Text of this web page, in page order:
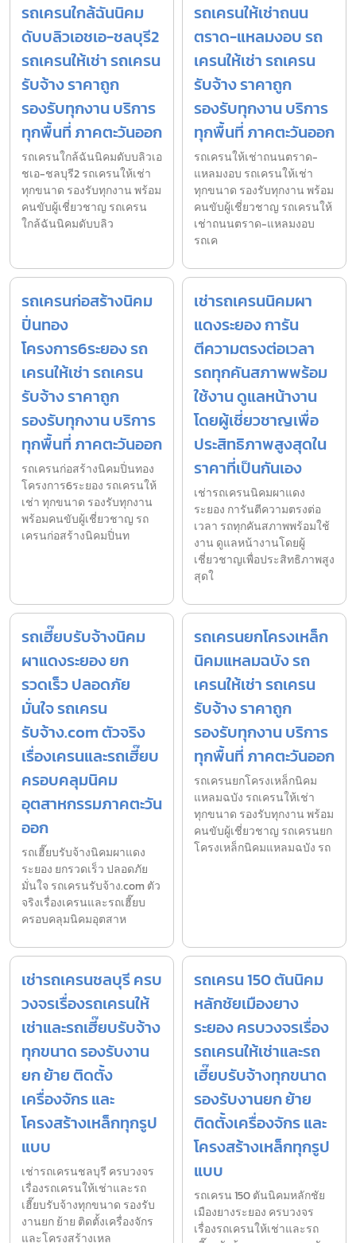
รถเครนใกล้ฉันนิคม
ดับบลิวเอชเอ-ชลบุรี2
รถเครนให้เช่า รถเครน
รับจ้าง ราคาถูก
รองรับทุกงาน บริการ
ทุกพื้นที่ ภาคตะวันออก
รถเครนใกล้ฉันนิคมดับบลิวเอ
ชเอ-ชลบุรี2 รถเครนให้เช่า
ทุกขนาด รองรับทุกงาน พร้อม
คนขับผู้เชี่ยวชาญ รถเครน
ใกล้ฉันนิคมดับบลิว
รถเครนให้เช่าถนน
ตราด-แหลมงอบ รถ
เครนให้เช่า รถเครน
รับจ้าง ราคาถูก
รองรับทุกงาน บริการ
ทุกพื้นที่ ภาคตะวันออก
รถเครนให้เช่าถนนตราด-
แหลมงอบ รถเครนให้เช่า
ทุกขนาด รองรับทุกงาน พร้อม
คนขับผู้เชี่ยวชาญ รถเครนให้
เช่าถนนตราด-แหลมงอบ
รถเค
รถเครนก่อสร้างนิคม
ปิ่นทอง
โครงการ6ระยอง รถ
เครนให้เช่า รถเครน
รับจ้าง ราคาถูก
รองรับทุกงาน บริการ
ทุกพื้นที่ ภาคตะวันออก
รถเครนก่อสร้างนิคมปิ่นทอง
โครงการ6ระยอง รถเครนให้
เช่า ทุกขนาด รองรับทุกงาน
พร้อมคนขับผู้เชี่ยวชาญ รถ
เครนก่อสร้างนิคมปิ่นท
เช่ารถเครนนิคมผา
แดงระยอง การัน
ตีความตรงต่อเวลา
รถทุกคันสภาพพร้อม
ใช้งาน ดูแลหน้างาน
โดยผู้เชี่ยวชาญเพื่อ
ประสิทธิภาพสูงสุดใน
ราคาที่เป็นกันเอง
เช่ารถเครนนิคมผาแดง
ระยอง การันตีความตรงต่อ
เวลา รถทุกคันสภาพพร้อมใช้
งาน ดูแลหน้างานโดยผู้
เชี่ยวชาญเพื่อประสิทธิภาพสูง
สุดใ
รถเฮี๊ยบรับจ้างนิคม
ผาแดงระยอง ยก
รวดเร็ว ปลอดภัย
มั่นใจ รถเครน
รับจ้าง.com ตัวจริง
เรื่องเครนและรถเฮี๊ยบ
ครอบคลุมนิคม
อุตสาหกรรมภาคตะวัน
ออก
รถเฮี๊ยบรับจ้างนิคมผาแดง
ระยอง ยกรวดเร็ว ปลอดภัย
มั่นใจ รถเครนรับจ้าง.com ตัว
จริงเรื่องเครนและรถเฮี๊ยบ
ครอบคลุมนิคมอุตสาห
รถเครนยกโครงเหล็ก
นิคมแหลมฉบัง รถ
เครนให้เช่า รถเครน
รับจ้าง ราคาถูก
รองรับทุกงาน บริการ
ทุกพื้นที่ ภาคตะวันออก
รถเครนยกโครงเหล็กนิคม
แหลมฉบัง รถเครนให้เช่า
ทุกขนาด รองรับทุกงาน พร้อม
คนขับผู้เชี่ยวชาญ รถเครนยก
โครงเหล็กนิคมแหลมฉบัง รถ
เช่ารถเครนชลบุรี ครบ
วงจรเรื่องรถเครนให้
เช่าและรถเฮี๊ยบรับจ้าง
ทุกขนาด รองรับงาน
ยก ย้าย ติดตั้ง
เครื่องจักร และ
โครงสร้างเหล็กทุกรูป
แบบ
เช่ารถเครนชลบุรี ครบวงจร
เรื่องรถเครนให้เช่าและรถ
เฮี๊ยบรับจ้างทุกขนาด รองรับ
งานยก ย้าย ติดตั้งเครื่องจักร
และโครงสร้างเหล
รถเครน 150 ตันนิคม
หลักชัยเมืองยาง
ระยอง ครบวงจรเรื่อง
รถเครนให้เช่าและรถ
เฮี๊ยบรับจ้างทุกขนาด
รองรับงานยก ย้าย
ติดตั้งเครื่องจักร และ
โครงสร้างเหล็กทุกรูป
แบบ
รถเครน 150 ตันนิคมหลักชัย
เมืองยางระยอง ครบวงจร
เรื่องรถเครนให้เช่าและรถ